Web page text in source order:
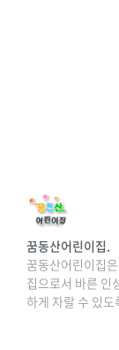
꿈동산어린이집.
꿈동산어린이집
집으로서 바른 인
하게 자랄 수 있